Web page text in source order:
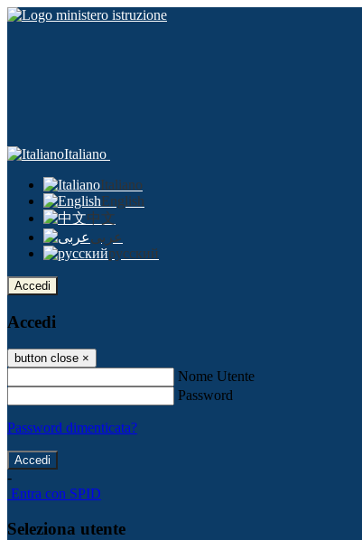
Italiano
Italiano
English
中文
عربى
русский
Accedi
Accedi
button close ×
Nome Utente
Password
Password dimenticata?
-
Entra con SPID
Seleziona utente